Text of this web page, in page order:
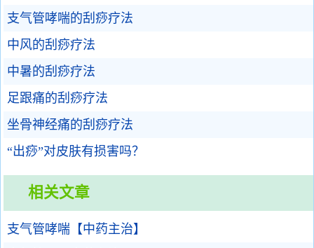
支气管哮喘的刮痧疗法
中风的刮痧疗法
中暑的刮痧疗法
足跟痛的刮痧疗法
坐骨神经痛的刮痧疗法
“出痧”对皮肤有损害吗？
相关文章
支气管哮喘【中药主治】